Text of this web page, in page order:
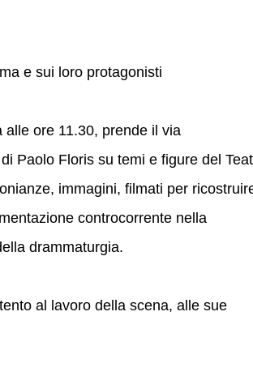
e sui loro protagonisti
ore 11.30, prende il via
Paolo Floris su temi e figure del
immagini, filmati per
controcorrente nella
drammaturgia.
al lavoro della scena, alle sue